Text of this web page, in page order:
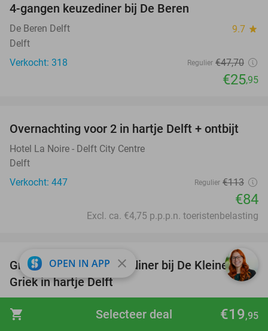
shopping_cart €19,95
Selecteer deal
4-gangen keuzediner bij De Beren
De Beren Delft 9.7 star
Delft
Verkocht: 318
Regulier €47,70
€25,95
26%
Overnachting voor 2 in hartje Delft + ontbijt
Hotel La Noire - Delft City Centre
Delft
Verkocht: 447
Regulier €113
€84
Excl. ca. €4,75 p.p.p.n. toeristenbelasting
30%
Grieks 3-gangen keuzediner bij De Kleine
Griek in hartje Delft
Delft
OPEN IN APP close